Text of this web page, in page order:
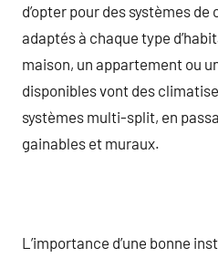
d’opter pour des systèmes
adaptés à chaque type
maison, un appartement ou
disponibles vont des
systèmes multi-split, en
gainables et muraux.
L’importance d’une bonne